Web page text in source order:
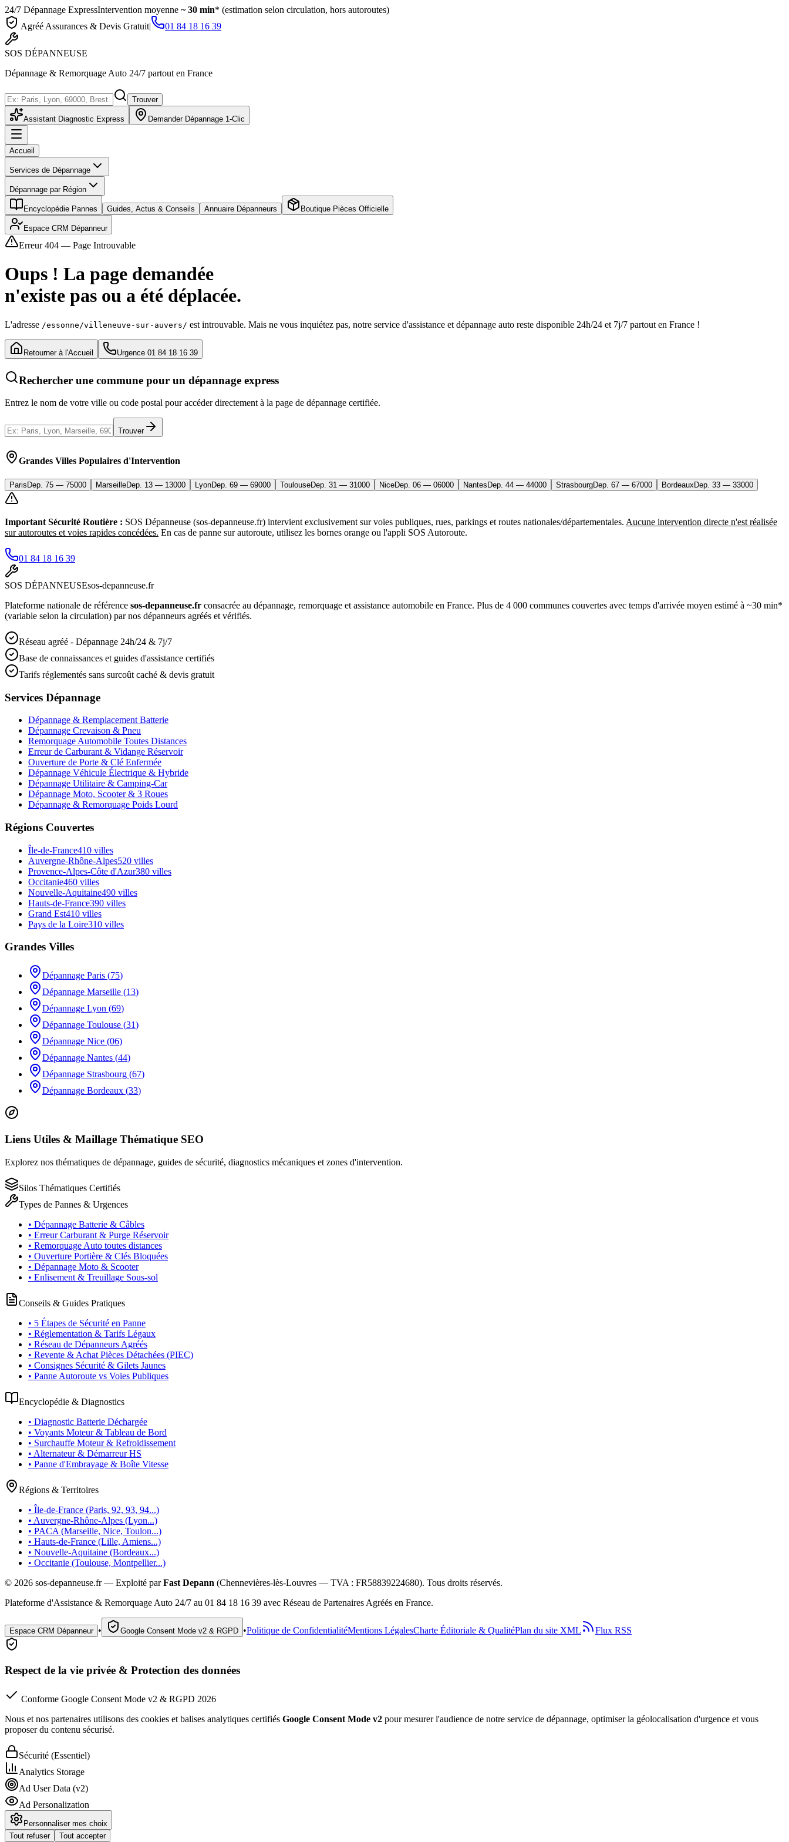
24/7 Dépannage ExpressIntervention moyenne ~ 30 min* (estimation selon circulation, hors autoroutes)
Agréé Assurances & Devis Gratuit| 01 84 18 16 39
SOS DÉPANNEUSE
Dépannage & Remorquage Auto 24/7 partout en France
Trouver
Assistant Diagnostic Express Demander Dépannage 1-Clic
Accueil
Services de Dépannage
Dépannage par Région
Encyclopédie Pannes Guides, Actus & Conseils Annuaire Dépanneurs Boutique Pièces Officielle
Espace CRM Dépanneur
Erreur 404 — Page Introuvable
Oups ! La page demandée
n'existe pas ou a été déplacée.
L'adresse /essonne/villeneuve-sur-auvers/ est introuvable. Mais ne vous inquiétez pas, notre service d'assistance et dépannage auto reste disponible 24h/24 et 7j/7 partout en France !
Retourner à l'Accueil Urgence 01 84 18 16 39
Rechercher une commune pour un dépannage express
Entrez le nom de votre ville ou code postal pour accéder directement à la page de dépannage certifiée.
Trouver
Grandes Villes Populaires d'Intervention
Paris Dep. 75 — 75000 MarseilleDep. 13 — 13000 LyonDep. 69 — 69000 ToulouseDep. 31 — 31000 NiceDep. 06 — 06000 Nantes Dep. 44 — 44000 StrasbourgDep. 67 — 67000 Bordeaux Dep. 33 — 33000
Important Sécurité Routière : SOS Dépanneuse (sos-depanneuse.fr) intervient exclusivement sur voies publiques, rues, parkings et routes nationales/départementales. Aucune intervention directe n'est réalisée
sur autoroutes et voies rapides concédées. En cas de panne sur autoroute, utilisez les bornes orange ou l'appli SOS Autoroute.
01 84 18 16 39
SOS DÉPANNEUSEsos-depanneuse.fr
Plateforme nationale de référence sos-depanneuse.fr consacrée au dépannage, remorquage et assistance automobile en France. Plus de 4 000 communes couvertes avec temps d'arrivée moyen estimé à ~30 min*
(variable selon la circulation) par nos dépanneurs agréés et vérifiés.
Réseau agréé - Dépannage 24h/24 & 7j/7
Base de connaissances et guides d'assistance certifiés
Tarifs réglementés sans surcoût caché & devis gratuit
Services Dépannage
Dépannage & Remplacement Batterie
Dépannage Crevaison & Pneu
Remorquage Automobile Toutes Distances
Erreur de Carburant & Vidange Réservoir
Ouverture de Porte & Clé Enfermée
Dépannage Véhicule Électrique & Hybride
Dépannage Utilitaire & Camping-Car
Dépannage Moto, Scooter & 3 Roues
Dépannage & Remorquage Poids Lourd
Régions Couvertes
Île-de-France410 villes
Auvergne-Rhône-Alpes520 villes
Provence-Alpes-Côte d'Azur380 villes
Occitanie460 villes
Nouvelle-Aquitaine490 villes
Hauts-de-France390 villes
Grand Est410 villes
Pays de la Loire310 villes
Grandes Villes
Dépannage Paris (75)
Dépannage Marseille (13)
Dépannage Lyon (69)
Dépannage Toulouse (31)
Dépannage Nice (06)
Dépannage Nantes (44)
Dépannage Strasbourg (67)
Dépannage Bordeaux (33)
Liens Utiles & Maillage Thématique SEO
Explorez nos thématiques de dépannage, guides de sécurité, diagnostics mécaniques et zones d'intervention.
Silos Thématiques Certifiés
Types de Pannes & Urgences
• Dépannage Batterie & Câbles
• Erreur Carburant & Purge Réservoir
• Remorquage Auto toutes distances
• Ouverture Portière & Clés Bloquées
• Dépannage Moto & Scooter
• Enlisement & Treuillage Sous-sol
Conseils & Guides Pratiques
• 5 Étapes de Sécurité en Panne
• Réglementation & Tarifs Légaux
• Réseau de Dépanneurs Agréés
• Revente & Achat Pièces Détachées (PIEC)
• Consignes Sécurité & Gilets Jaunes
• Panne Autoroute vs Voies Publiques
Encyclopédie & Diagnostics
• Diagnostic Batterie Déchargée
• Voyants Moteur & Tableau de Bord
• Surchauffe Moteur & Refroidissement
• Alternateur & Démarreur HS
• Panne d'Embrayage & Boîte Vitesse
Régions & Territoires
• Île-de-France (Paris, 92, 93, 94...)
• Auvergne-Rhône-Alpes (Lyon...)
• PACA (Marseille, Nice, Toulon...)
• Hauts-de-France (Lille, Amiens...)
• Nouvelle-Aquitaine (Bordeaux...)
• Occitanie (Toulouse, Montpellier...)
© 2026 sos-depanneuse.fr — Exploité parFast Depann (Chennevières-lès-Louvres — TVA : FR58839224680). Tous droits réservés.
Plateforme d'Assistance & Remorquage Auto 24/7 au 01 84 18 16 39 avec Réseau de Partenaires Agréés en France.
Espace CRM Dépanneur • Google Consent Mode v2 & RGPD •Politique de ConfidentialitéMentions LégalesCharte Éditoriale & QualitéPlan du site XML Flux RSS
Respect de la vie privée & Protection des données
Conforme Google Consent Mode v2 & RGPD 2026
Nous et nos partenaires utilisons des cookies et balises analytiques certifiés Google Consent Mode v2 pour mesurer l'audience de notre service de dépannage, optimiser la géolocalisation d'urgence et vous
proposer du contenu sécurisé.
Sécurité (Essentiel)
Analytics Storage
Ad User Data (v2)
Ad Personalization
Personnaliser mes choix
Tout refuser
Tout accepter